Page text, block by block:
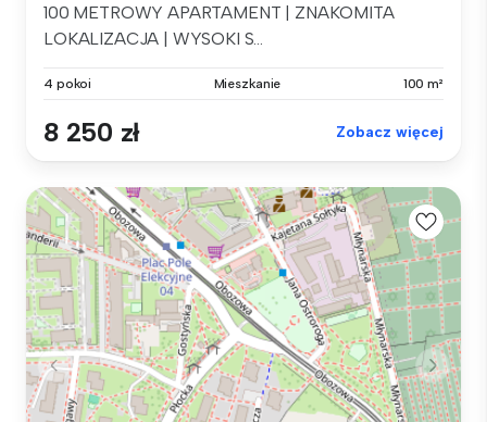
100 METROWY APARTAMENT | ZNAKOMITA
LOKALIZACJA | WYSOKI S...
4 pokoi Mieszkanie 100 m²
8 250 zł Zobacz więcej